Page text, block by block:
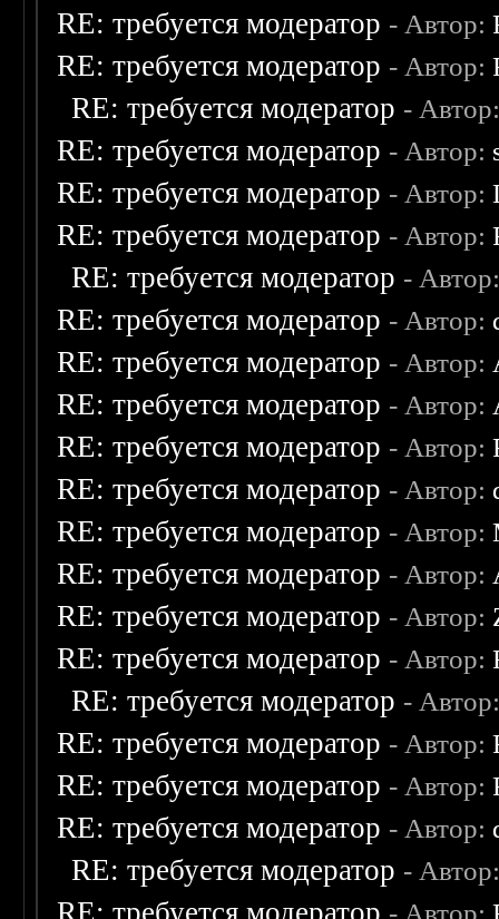
RE: требуется модератор - Автор:
RE: требуется модератор - Автор:
RE: требуется модератор -
RE: требуется модератор - Автор:
RE: требуется модератор - Автор:
RE: требуется модератор - Автор:
RE: требуется модератор -
RE: требуется модератор - Автор:
RE: требуется модератор - Автор:
RE: требуется модератор - Автор:
RE: требуется модератор - Автор:
RE: требуется модератор - Автор:
RE: требуется модератор - Автор:
RE: требуется модератор - Автор:
RE: требуется модератор - Автор:
RE: требуется модератор - Автор:
RE: требуется модератор -
RE: требуется модератор - Автор:
RE: требуется модератор - Автор:
RE: требуется модератор - Автор:
RE: требуется модератор -
- Автор: